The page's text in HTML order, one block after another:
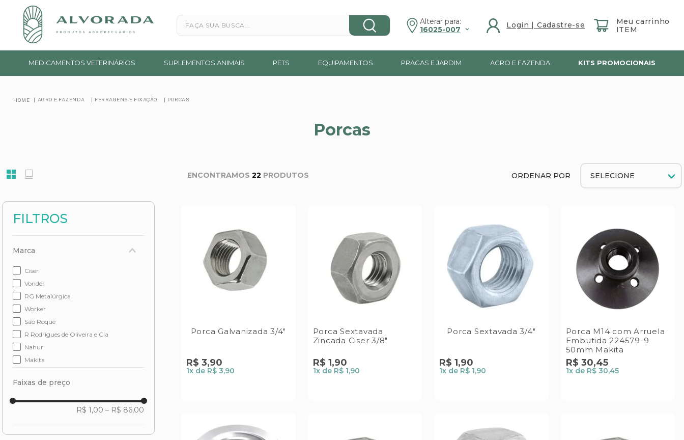
Faça sua busca...
Alterar para:
16025-007
MEDICAMENTOS VETERINÁRIOS SUPLEMENTOS ANIMAIS PETS EQUIPAMENTOS PRAGAS E JARDIM AGRO E FAZENDA KITS PROMOCIONAIS
AGRO E FAZENDA FERRAGENS E FIXAÇÃO PORCAS
Porcas
22 PRODUTOS
FILTROS
Marca
Ciser
Vonder
RG Metalúrgica
Worker
São Roque
R Rodrigues de Oliveira e Cia
Nahur
Makita
Faixas de preço
R$ 1,00 – R$ 86,00
Porca Galvanizada 3/4"
R$ 3,90
1x de R$ 3,90
Porca Sextavada
Zincada Ciser 3/8"
R$ 1,90
1x de R$ 1,90
Porca Sextavada 3/4"
R$ 1,90
1x de R$ 1,90
Porca M14 com Arruela
Embutida 224579-9
50mm Makita
R$ 30,45
1x de R$ 30,45